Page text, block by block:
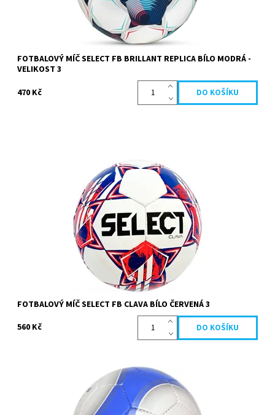
FOTBALOVÝ MÍČ SELECT FB BRILLANT REPLICA BÍLO MODRÁ -
VELIKOST 3
470 Kč
Tréninkový fotbalový míč SELECT FB Clava velikosti 3 z odolné
syntetické kůže s pětivrstvou vložkou a patentovanou butylovou
duší. Ideální pro děti, školy i fotbalové kluby.
Skladem
10978
Select
FOTBALOVÝ MÍČ SELECT FB CLAVA BÍLO ČERVENÁ 3
560 Kč
Fotbalový ručně šitý míč je určený pro střední soutěže a trénink.
Vhodný pro všechny typy povrchů.